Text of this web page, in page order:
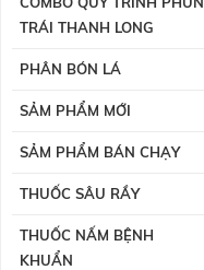
TRÁI THANH LONG
PHÂN BÓN LÁ
SẢM PHẨM MỚI
SẢM PHẨM BÁN CHẠY
THUỐC SÂU RẦY
THUỐC NẤM BỆNH
KHUẨN